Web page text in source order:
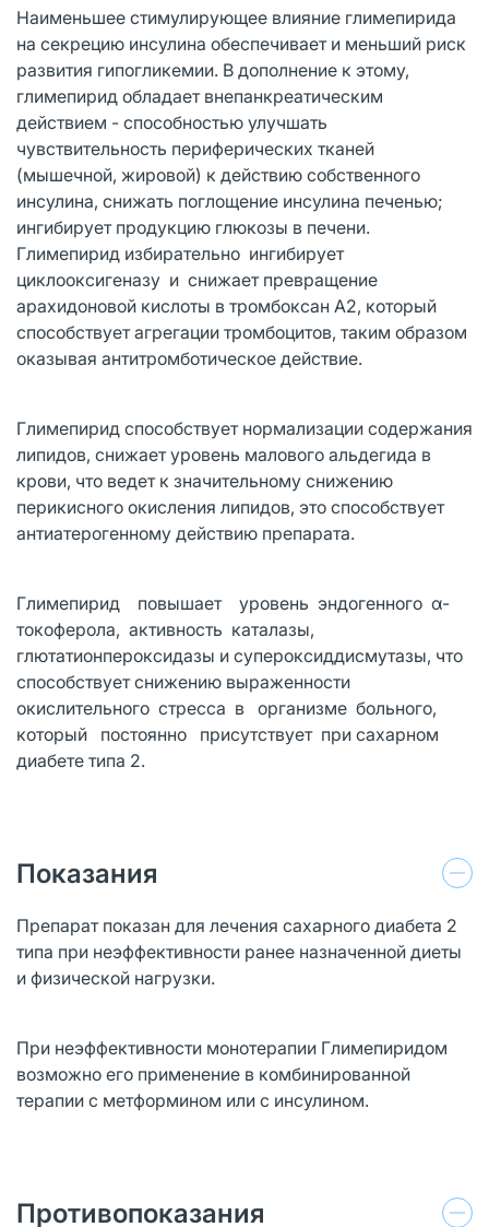
Наименьшее стимулирующее влияние глимепирида
на секрецию инсулина обеспечивает и меньший риск
развития гипогликемии. В дополнение к этому,
глимепирид обладает внепанкреатическим
действием - способностью улучшать
чувствительность периферических тканей
(мышечной, жировой) к действию собственного
инсулина, снижать поглощение инсулина печенью;
ингибирует продукцию глюкозы в печени.
Глимепирид избирательно ингибирует
циклооксигеназу и снижает превращение
арахидоновой кислоты в тромбоксан А2, который
способствует агрегации тромбоцитов, таким образом
оказывая антитромботическое действие.
Глимепирид способствует нормализации содержания
липидов, снижает уровень малового альдегида в
крови, что ведет к значительному снижению
перикисного окисления липидов, это способствует
антиатерогенному действию препарата.
Глимепирид повышает уровень эндогенного α-
токоферола, активность каталазы,
глютатионпероксидазы и супероксиддисмутазы, что
способствует снижению выраженности
окислительного стресса в организме больного,
который постоянно присутствует при сахарном
диабете типа 2.
Показания
Препарат показан для лечения сахарного диабета 2
типа при неэффективности ранее назначенной диеты
и физической нагрузки.
При неэффективности монотерапии Глимепиридом
возможно его применение в комбинированной
терапии с метформином или с инсулином.
Противопоказания